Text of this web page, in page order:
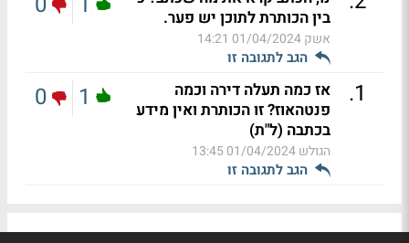
בין הכותרת לתוכן יש פער.
אשק01/04/2024 14:21
הגב לתגובה זו
1
.
אז כמה תעלה דירה וכמה
פנטהאוז? זו הכותרת ואין מידע
בכתבה (ל"ת)
הגולש01/04/2024 13:45
הגב לתגובה זו
1
0